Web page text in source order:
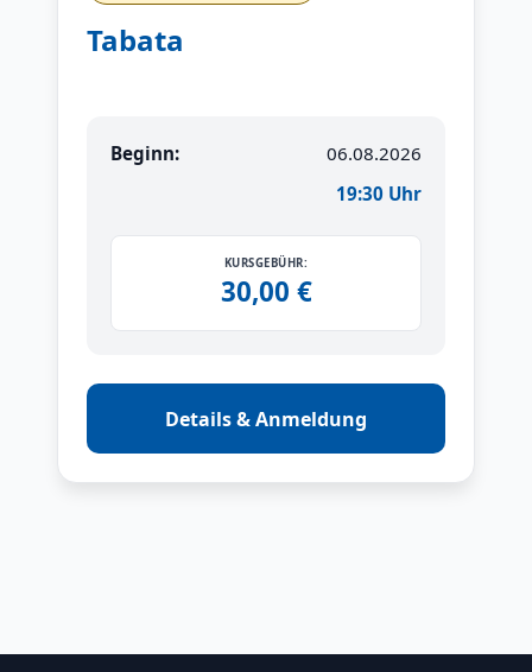
Tabata
Beginn:
06.08.2026
19:30 Uhr
KURSGEBÜHR:
30,00 €
Details & Anmeldung